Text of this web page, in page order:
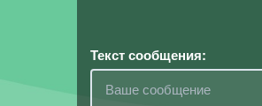
Текст сообщения: